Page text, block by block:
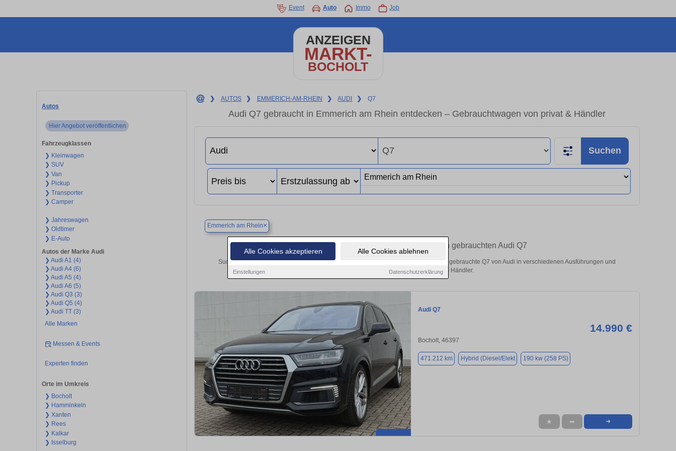
Alle Cookies akzeptieren Alle Cookies ablehnen
Einstellungen Datenschutzerklärung
Event Auto Immo Job
ANZEIGEN
MARKT-
BOCHOLT
Autos
Hier Angebot veröffentlichen
Fahrzeugklassen
❯ Kleinwagen
❯ SUV
❯ Van
❯ Pickup
❯ Transporter
❯ Camper
❯ Jahreswagen
❯ Oldtimer
❯ E-Auto
Autos der Marke Audi
❯ Audi A1 (4)
❯ Audi A4 (6)
❯ Audi A5 (4)
❯ Audi A6 (5)
❯ Audi Q3 (3)
❯ Audi Q5 (4)
❯ Audi TT (3)
Alle Marken
Messen & Events
Experten finden
Orte im Umkreis
❯ Bocholt
❯ Hamminkeln
❯ Xanten
❯ Rees
❯ Kalkar
❯ Isselburg
❯ AUTOS ❯ EMMERICH-AM-RHEIN ❯ AUDI ❯ Q7
Audi Q7 gebraucht in Emmerich am Rhein entdecken – Gebrauchtwagen von privat & Händler
Suchen
Emmerich am Rhein×
Finden Sie in Emmerich am Rhein Ihren gebrauchten Audi Q7
Suchen Sie in Emmerich am Rhein einen Audi Q7 Gebrauchtwagen? Entdecken Sie gebrauchte Q7 von Audi in verschiedenen Ausführungen und
Preisklassen von privat und vom Händler.
Audi Q7
14.990 €
Bocholt, 46397
471.212 km Hybrid (Diesel/Elekt 190 kw (258 PS)
★ ➦ ➜